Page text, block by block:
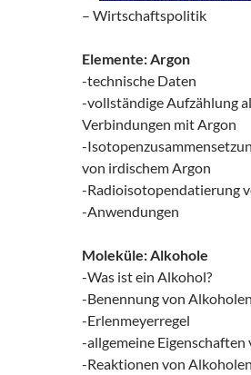
– Wirtschaftspolitik
Elemente: Argon
-technische Daten
-vollständige Aufzählung
Verbindungen mit Argon
-
von irdischem Argon
-Radioisotopendatierung
-Anwendungen
Moleküle: Alkohole
-Was ist ein Alkohol?
-Benennung von Alkoholen
-Erlenmeyerregel
-allgemeine
-Reaktionen von Alkoholen